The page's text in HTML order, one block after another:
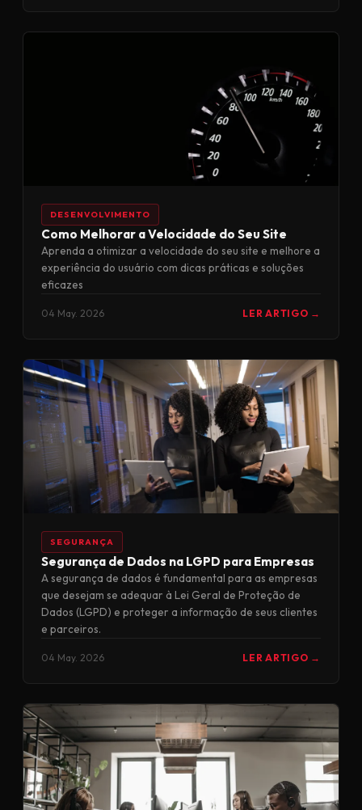
DESENVOLVIMENTO
Como Melhorar a Velocidade do Seu Site
Aprenda a otimizar a velocidade do seu site e melhore a
experiência do usuário com dicas práticas e soluções
eficazes
04 May. 2026 LER ARTIGO →
SEGURANÇA
Segurança de Dados na LGPD para Empresas
A segurança de dados é fundamental para as empresas
que desejam se adequar à Lei Geral de Proteção de
Dados (LGPD) e proteger a informação de seus clientes
e parceiros.
04 May. 2026 LER ARTIGO →